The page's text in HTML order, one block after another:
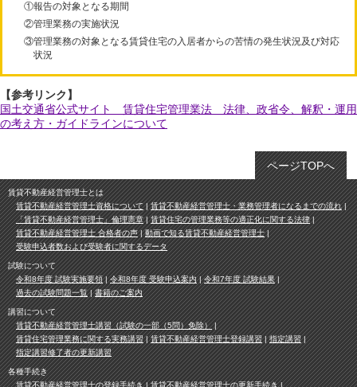
①報告の対象となる期間
②管理業務の実施状況
③管理業務の対象となる賃貸住宅の入居者からの苦情の発生状況及び対応
状況
【参考リンク】
国土交通省公式サイト 賃貸住宅管理業法 法律、政省令、解釈・運用
の考え方・ガイドラインについて
ページTOPへ
賃貸不動産経営管理士とは
賃貸不動産経営管理士資格について
賃貸不動産経営管理士・業務管理者になるまでの流れ
「賃貸不動産経営管理士」倫理憲章
賃貸住宅の管理業務等の適正化に関する法律
賃貸不動産経営管理士 合格者の声
動画で知る賃貸不動産経営管理士
受験申込者数および受験者に関するデータ
試験について
令和8年度 試験実施要領
令和8年度 受験申込案内
令和7年度 試験結果
過去の試験問題一覧
書籍のご案内
講習について
賃貸不動産経営管理士講習（試験の一部（5問）免除）
賃貸住宅管理業務に関する実務講習
賃貸不動産経営管理士登録講習
指定講習
指定講習修了者の更新講習
各種手続き
賃貸不動産経営管理士の登録手続き
賃貸不動産経営管理士の更新手続き